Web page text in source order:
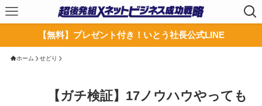
【無料】プレゼント付き！いとう社長公式LINE
ホーム せどり
【ガチ検証】17ノウハウやっても